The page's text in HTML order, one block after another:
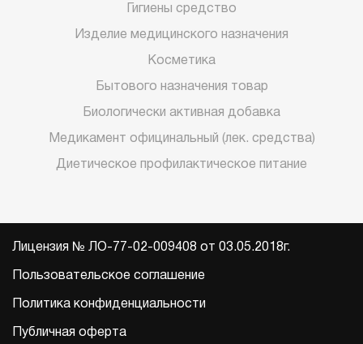
Гигиены средство
Изделие медицинского назначения
Косметика
Бытового назначения товар
Биологически активная добавка
Медикамент официнальный (лек. средства)
Диетическое профилактическое питание
Лицензия № ЛО-77-02-009408 от 03.05.2018г.
Пользовательское соглашение
Политика конфиденциальности
Публичная оферта